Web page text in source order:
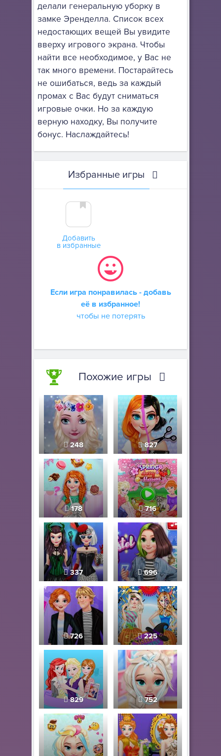
делали генеральную уборку в
замке Эренделла. Список всех
недостающих вещей Вы увидите
вверху игрового экрана. Чтобы
найти все необходимое, у Вас не
так много времени. Постарайтесь
не ошибаться, ведь за каждый
промах с Вас будут сниматься
игровые очки. Но за каждую
верную находку, Вы получите
бонус. Наслаждайтесь!
Избранные игры
Добавить
в избранные
Если игра понравилась - добавь
её в избранное!
чтобы не потерять
Похожие игры
248 827
178 716
337 696
726 225
829 752